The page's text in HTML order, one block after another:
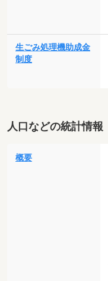
生ごみ処理機助成金
制度
人口などの統計情報
概要